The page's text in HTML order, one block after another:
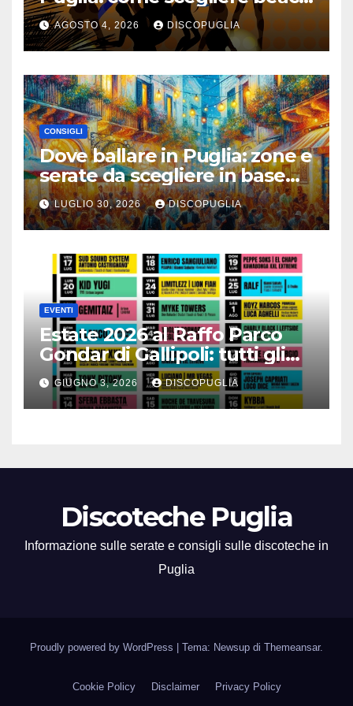
club e locali panoramici
AGOSTO 4, 2026 DISCOPUGLIA
CONSIGLI
Dove ballare in Puglia: zone e
serate da scegliere in base
alla vacanza
LUGLIO 30, 2026 DISCOPUGLIA
EVENTI
Estate 2026 al Raffo Parco
Gondar di Gallipoli: tutti gli
eventi da non perdere!
GIUGNO 3, 2026 DISCOPUGLIA
Discoteche Puglia
Informazione sulle serate e consigli sulle discoteche in
Puglia
Proudly powered by WordPress Tema: Newsup di Themeansar.
Cookie Policy Disclaimer Privacy Policy